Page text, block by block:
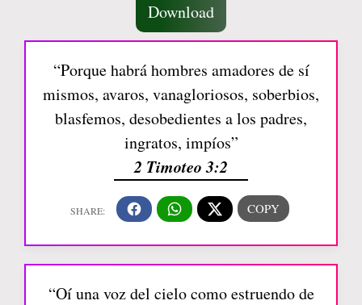
Download
“Porque habrá hombres amadores de sí
mismos, avaros, vanagloriosos, soberbios,
blasfemos, desobedientes a los padres,
ingratos, impíos”
2 Timoteo 3:2
“Oí una voz del cielo como estruendo de